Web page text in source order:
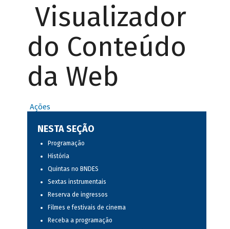
Visualizador
do Conteúdo
da Web
Ações
NESTA SEÇÃO
Programação
História
Quintas no BNDES
Sextas instrumentais
Reserva de ingressos
Filmes e festivais de cinema
Receba a programação